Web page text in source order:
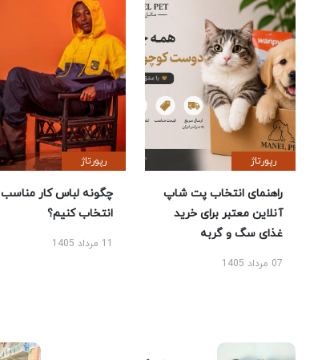
رپورتاژ
راهنمای انتخاب پت شاپ
آنلاین معتبر برای خرید
غذای سگ و گربه
07 مرداد 1405
رپورتاژ
چگونه لباس کار مناسب
انتخاب کنیم؟
11 مرداد 1405